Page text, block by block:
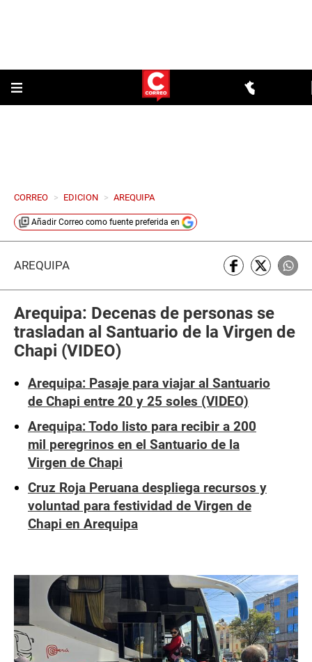
CORREO > EDICION > AREQUIPA
Añadir Correo como fuente preferida en
AREQUIPA
Arequipa: Decenas de personas se
trasladan al Santuario de la Virgen de
Chapi (VIDEO)
Arequipa: Pasaje para viajar al Santuario
de Chapi entre 20 y 25 soles (VIDEO)
Arequipa: Todo listo para recibir a 200
mil peregrinos en el Santuario de la
Virgen de Chapi
Cruz Roja Peruana despliega recursos y
voluntad para festividad de Virgen de
Chapi en Arequipa